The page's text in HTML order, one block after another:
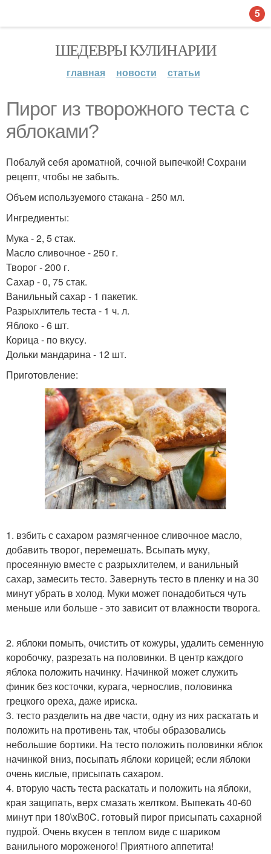
ШЕДЕВРЫ КУЛИНАРИИ
главная новости статьи
Пирог из творожного теста с
яблоками?
Побалуй себя ароматной, сочной выпечкой! Сохрани
рецепт, чтобы не забыть.
Объем используемого стакана - 250 мл.
Ингредиенты:
Мука - 2, 5 стак.
Масло сливочное - 250 г.
Творог - 200 г.
Сахар - 0, 75 стак.
Ванильный сахар - 1 пакетик.
Разрыхлитель теста - 1 ч. л.
Яблоко - 6 шт.
Корица - по вкусу.
Дольки мандарина - 12 шт.
Приготовление:
1. взбить с сахаром размягченное сливочное масло,
добавить творог, перемешать. Всыпать муку,
просеянную вместе с разрыхлителем, и ванильный
сахар, замесить тесто. Завернуть тесто в пленку и на 30
минут убрать в холод. Муки может понадобиться чуть
меньше или больше - это зависит от влажности творога.
2. яблоки помыть, очистить от кожуры, удалить семенную
коробочку, разрезать на половинки. В центр каждого
яблока положить начинку. Начинкой может служить
финик без косточки, курага, чернослив, половинка
грецкого ореха, даже ириска.
3. тесто разделить на две части, одну из них раскатать и
положить на противень так, чтобы образовались
небольшие бортики. На тесто положить половинки яблок
начинкой вниз, посыпать яблоки корицей; если яблоки
очень кислые, присыпать сахаром.
4. вторую часть теста раскатать и положить на яблоки,
края защипать, верх смазать желтком. Выпекать 40-60
минут при 180\xB0C. готовый пирог присыпать сахарной
пудрой. Очень вкусен в теплом виде с шариком
ванильного мороженого! Приятного аппетита!
5